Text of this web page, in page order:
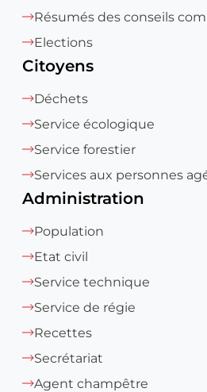
Résumés des conseils
Elections
Citoyens
Déchets
Service écologique
Service forestier
Services aux personnes
Administration
Population
Etat civil
Service technique
Service de régie
Recettes
Secrétariat
Agent champêtre